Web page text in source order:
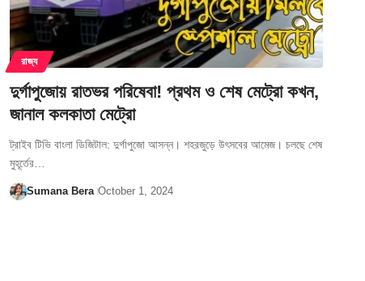
রাজ্য
দুর্গাপুজোয় রাতভর পরিষেবা! প্রথম ও শেষ মেট্রো কখন,
জানাল কলকাতা মেট্রো
ট্রাইব টিভি বাংলা ডিজিটাল: দুর্গাপুজো আসন্ন। শহরজুড়ে উৎসবের আমেজ। চলছে শেষ
মুহূর্তের…
Sumana Bera October 1, 2024